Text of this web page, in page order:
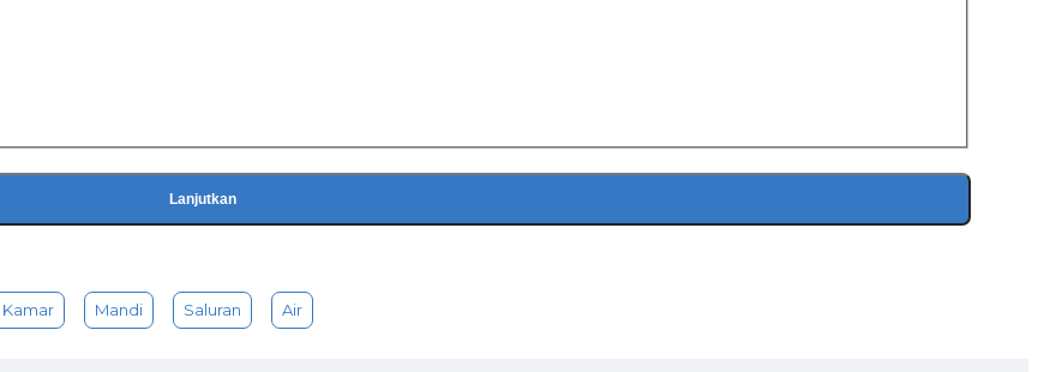
Lanjutkan
Kamar Mandi Saluran Air